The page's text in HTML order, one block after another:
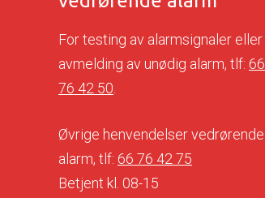
For testing av alarmsignaler eller
avmelding av unødig alarm, tlf: 66
76 42 50
Øvrige henvendelser vedrørende
alarm, tlf: 66 76 42 75
Betjent kl. 08-15